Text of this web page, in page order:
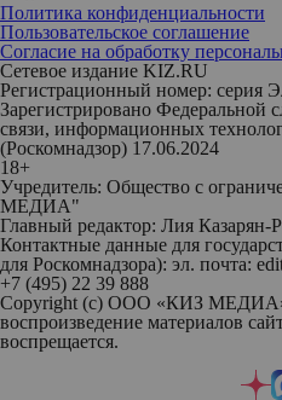
Политика конфиденциальности
Пользовательское соглашение
Согласие на обработку
Сетевое издание KIZ.RU
Регистрационный номер: серия
Зарегистрировано Федеральной
связи, информационных
(Роскомнадзор) 17.06.2024
18+
Учредитель: Общество с
МЕДИА"
Главный редактор: Лия Казарян-
Контактные данные для
для Роскомнадзора): эл. почта:
+7 (495) 22 39 888
Copyright (с) ООО «КИЗ
воспроизведение материалов
воспрещается.